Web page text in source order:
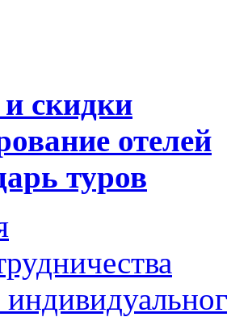
скидки
отелей
туров